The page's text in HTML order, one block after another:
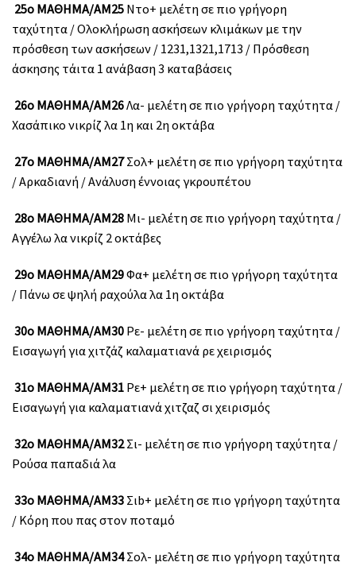
25ο ΜΑΘΗΜΑ/ΑΜ25 Ντο+ μελέτη σε πιο γρήγορη
ταχύτητα / Ολοκλήρωση ασκήσεων κλιμάκων με την
πρόσθεση των ασκήσεων / 1231,1321,1713 / Πρόσθεση
άσκησης τάιτα 1 ανάβαση 3 καταβάσεις
26ο ΜΑΘΗΜΑ/ΑΜ26Λα- μελέτη σε πιο γρήγορη ταχύτητα /
Χασάπικο νικρίζ λα 1η και 2η οκτάβα
27ο ΜΑΘΗΜΑ/ΑΜ27Σολ+ μελέτη σε πιο γρήγορη ταχύτητα
/ Αρκαδιανή / Ανάλυση έννοιας γκρουπέτου
28ο ΜΑΘΗΜΑ/ΑΜ28 Μι- μελέτη σε πιο γρήγορη ταχύτητα /
Αγγέλω λα νικρίζ 2 οκτάβες
29ο ΜΑΘΗΜΑ/ΑΜ29Φα+ μελέτη σε πιο γρήγορη ταχύτητα
/ Πάνω σε ψηλή ραχούλα λα 1η οκτάβα
30ο ΜΑΘΗΜΑ/ΑΜ30 Ρε- μελέτη σε πιο γρήγορη ταχύτητα /
Εισαγωγή για χιτζάζ καλαματιανά ρε χειρισμός
31ο ΜΑΘΗΜΑ/ΑΜ31 Ρε+ μελέτη σε πιο γρήγορη ταχύτητα /
Εισαγωγή για καλαματιανά χιτζαζ σι χειρισμός
32ο ΜΑΘΗΜΑ/ΑΜ32Σι- μελέτη σε πιο γρήγορη ταχύτητα /
Ρούσα παπαδιά λα
33ο ΜΑΘΗΜΑ/ΑΜ33 Σιb+ μελέτη σε πιο γρήγορη ταχύτητα
/ Κόρη που πας στον ποταμό
34ο ΜΑΘΗΜΑ/ΑΜ34Σολ- μελέτη σε πιο γρήγορη ταχύτητα